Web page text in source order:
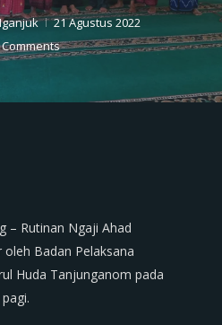
21 Agustus 2022
– Rutinan Ngaji Ahad
Badan Pelaksana
Huda Tanjunganom pada